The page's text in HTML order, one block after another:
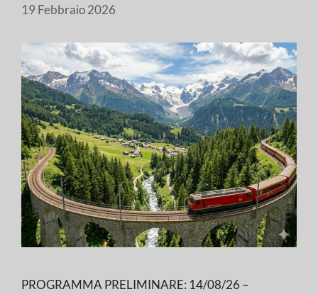
19 Febbraio 2026
PROGRAMMA PRELIMINARE: 14/08/26 –